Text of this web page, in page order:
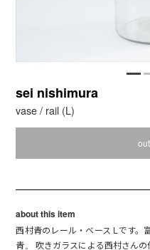
sei nishimura
vase / rail (L)
about this item
西村青のレール・ベース Lです。
青。 吹きガラスによる西村さん